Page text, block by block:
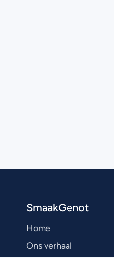
SmaakGenot
Home
Ons verhaal